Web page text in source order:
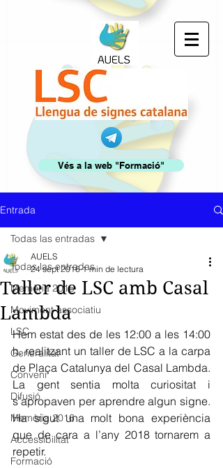
Vés a la web "Formació"
Entrada
Todas las entradas
Memòria 2015
Moviment associatiu
LSC
Generalitat
Conveni
Difusió
Memòria 2016
Accessibilitat
Formació
Todas las entradas
Taller de LSC amb Casal
Lambda
AUELS
24 sept 2016 1 min de lectura
Hem estat des de les 12:00 a les 14:00
h. realitzant un taller de LSC a la carpa
de Plaça Catalunya del Casal Lambda.
La gent sentia molta curiositat i
s’apropaven per aprendre algun signe.
Ha sigut una molt bona experiència
que de cara a l’any 2018 tornarem a
repetir.